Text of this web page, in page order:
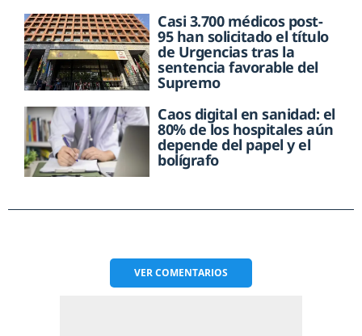
Casi 3.700 médicos post-
95 han solicitado el título
de Urgencias tras la
sentencia favorable del
Supremo
Caos digital en sanidad: el
80% de los hospitales aún
depende del papel y el
bolígrafo
VERCOMENTARIOS